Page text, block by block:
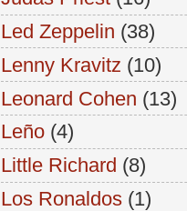
Led Zeppelin (38)
Lenny Kravitz (10)
Leonard Cohen (13)
Leño (4)
Little Richard (8)
Los Ronaldos (1)